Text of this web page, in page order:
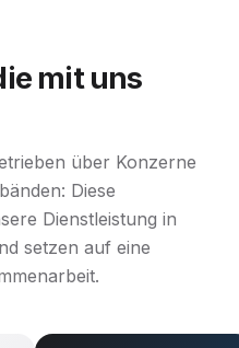
mit uns
über Konzerne
Diese
Dienstleistung in
setzen auf eine